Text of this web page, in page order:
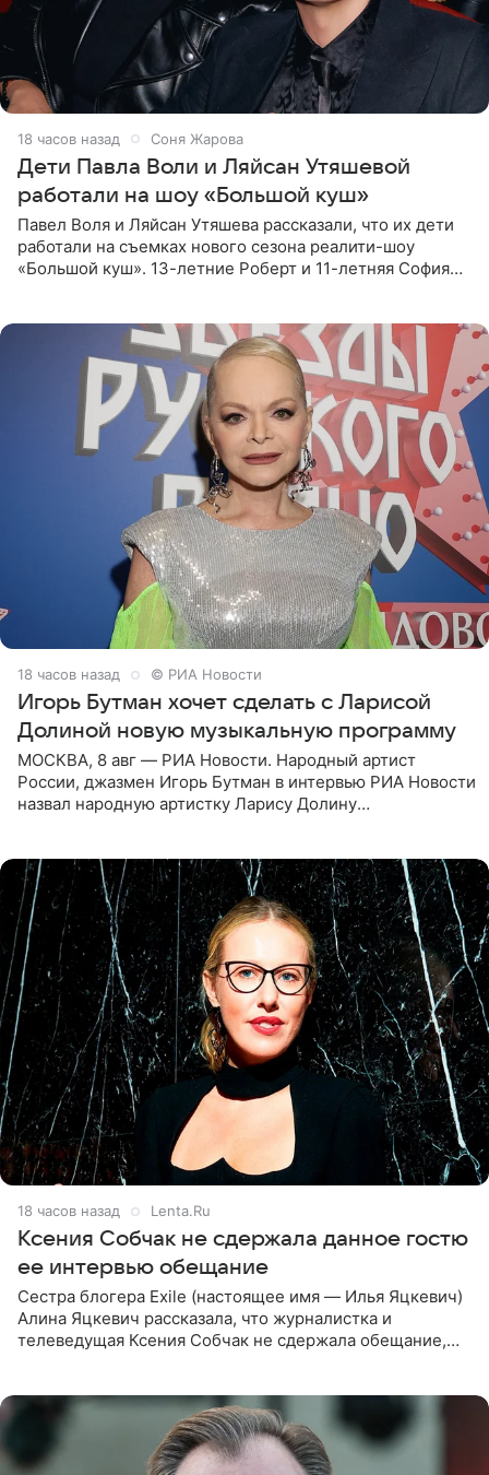
18 часов назад Соня Жарова
Дети Павла Воли и Ляйсан Утяшевой
работали на шоу «Большой куш»
Павел Воля и Ляйсан Утяшева рассказали, что их дети
работали на съемках нового сезона реалити-шоу
«Большой куш». 13-летние Роберт и 11-летняя София
18 часов назад © РИА Новости
Игорь Бутман хочет сделать с Ларисой
Долиной новую музыкальную программу
МОСКВА, 8 авг — РИА Новости. Народный артист
России, джазмен Игорь Бутман в интервью РИА Новости
назвал народную артистку Ларису Долину
18 часов назад Lenta.Ru
Ксения Собчак не сдержала данное гостю
ее интервью обещание
Сестра блогера Exile (настоящее имя — Илья Яцкевич)
Алина Яцкевич рассказала, что журналистка и
телеведущая Ксения Собчак не сдержала обещание,